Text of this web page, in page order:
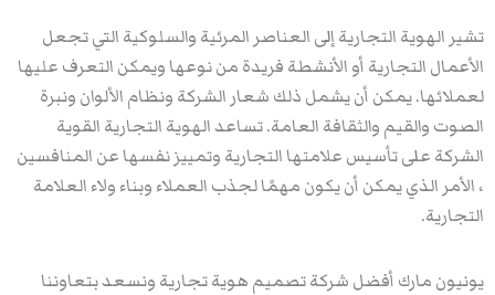
تشير الهوية التجارية إلى العناصر المرئية والسلوكية التي تجعل
الأعمال التجارية أو الأنشطة فريدة من نوعها ويمكن التعرف عليها
لعملائها. يمكن أن يشمل ذلك شعار الشركة ونظام الألوان ونبرة
الصوت والقيم والثقافة العامة. تساعد الهوية التجارية القوية
الشركة على تأسيس علامتها التجارية وتمييز نفسها عن المنافسين
، الأمر الذي يمكن أن يكون مهمًا لجذب العملاء وبناء ولاء العلامة
التجارية.
يونيون مارك أفضل شركة تصميم هوية تجارية ونسعد بتعاوننا